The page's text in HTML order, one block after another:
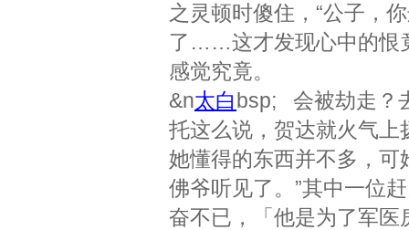
之灵顿时傻住，“公子，
了……这才发现心中的恨
感觉究竟。
&n太白bsp; 会被劫走？
托这么说，贺达就火气
她懂得的东西并不多，可
佛爷听见了。”其中一位
奋不已，「他是为了军医